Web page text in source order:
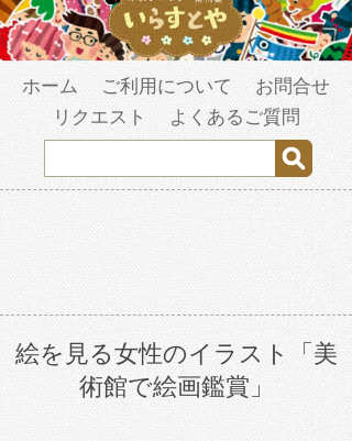
ホーム ご利用について
お問合せ
リクエスト
よくあるご質問
絵を見る女性のイラスト「美
術館で絵画鑑賞」